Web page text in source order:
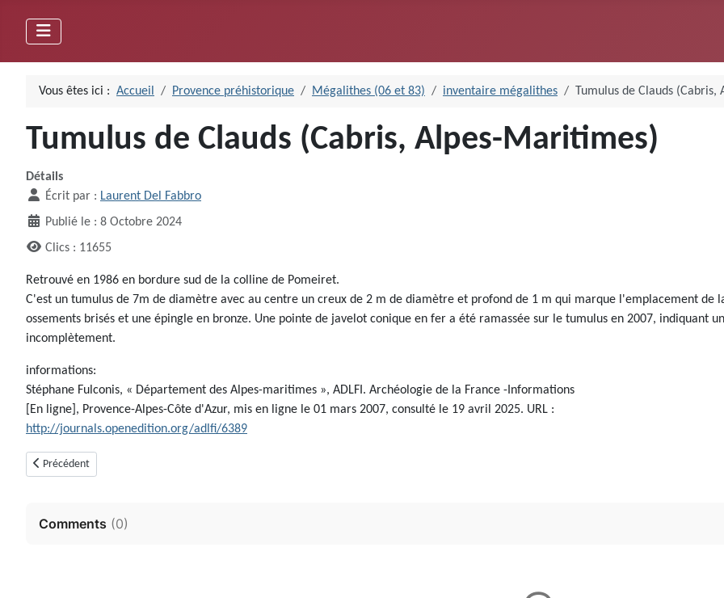
Vous êtes ici : Accueil Provence préhistorique Mégalithes (06 et 83) inventaire mégalithes Tumulus de Clauds
Tumulus de Clauds (Cabris, Alpes-Maritimes)
Détails
Écrit par : Laurent Del Fabbro
Publié le : 8 Octobre 2024
Clics : 11655
Retrouvé en 1986 en bordure sud de la colline de Pomeiret.
C'est un tumulus de 7m de diamètre avec au centre un creux de 2 m de diamètre et profond de 1 m qui marque l'emplacement de
ossements brisés et une épingle en bronze. Une pointe de javelot conique en fer a été ramassée sur le tumulus en 2007, indiquant
incomplètement.
informations:
Stéphane Fulconis, « Département des Alpes-maritimes », ADLFI. Archéologie de la France -Informations
[En ligne], Provence-Alpes-Côte d'Azur, mis en ligne le 01 mars 2007, consulté le 19 avril 2025. URL :
http://journals.openedition.org/adlfi/6389
Article précédent : Tumulus de Pomereit (Cabris, Alpes-Maritimes)
Précédent
Comments (0)